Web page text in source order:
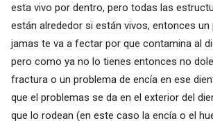
esta vivo por dentro, pero todas las
están alrededor si están vivos, entonces un
jamas te va a fectar por que contamina al
pero como ya no lo tienes entonces no
fractura o un problema de encía en ese
que el problemas se da en el exterior del
que lo rodean (en este caso la encía o el